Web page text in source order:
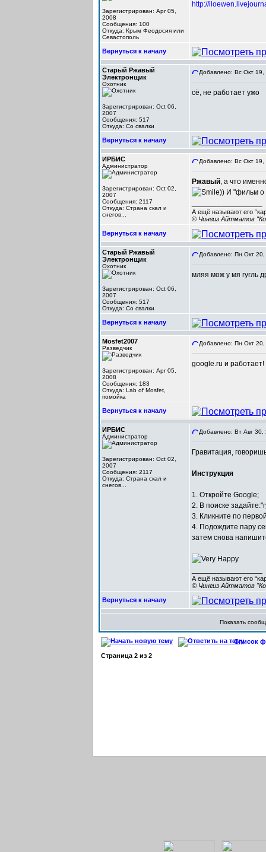
Зарегистрирован: Apr 05,
2008
Сообщения: 100
Откуда: Крым Феодосия или
Севастополь
http://
Вернуться к началу
Старый Ржавый
Электронщик
Охотник
Зарегистрирован: Oct 06,
2007
Сообщения: 517
Откуда: Со свалки
Добавлено: Вс Окт
сё, не работает ужо
Вернуться к началу
ИРБИС
Администратор
Зарегистрирован: Oct 02,
2007
Сообщения: 2117
Откуда: Cтрана скал и
снегов...
Добавлено: Вс Окт
Ржавый, а что
)) И "фильм о
А ещё называют его
© Чингиз Айтматов
Вернуться к началу
Старый Ржавый
Электронщик
Охотник
Зарегистрирован: Oct 06,
2007
Сообщения: 517
Откуда: Со свалки
Добавлено: Пн Окт
мляя мож у мя гугль
Вернуться к началу
Mosfet2007
Разведчик
Зарегистрирован: Apr 05,
2008
Сообщения: 183
Откуда: Lab of Mosfet,
помойка
Добавлено: Пн Окт
google.ru и работает!
Вернуться к началу
ИРБИС
Администратор
Зарегистрирован: Oct 02,
2007
Сообщения: 2117
Откуда: Cтрана скал и
снегов...
Добавлено: Вт Авг 30,
Гравитация,
Инструкция
1. Откройте Google;
2. В поиске
3. Кликните по
4. Подождите пару
затем снова
А ещё называют его
© Чингиз Айтматов
Вернуться к началу
Показать
Список
Страница 2 из 2